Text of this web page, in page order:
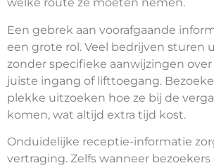
welke route ze moeten nemen.
Een gebrek aan voorafgaande
een grote rol. Veel bedrijven sturen
zonder specifieke aanwijzingen
juiste ingang of lifttoegang.
plekke uitzoeken hoe ze bij de
komen, wat altijd extra tijd kost.
Onduidelijke receptie-informatie
vertraging. Zelfs wanneer